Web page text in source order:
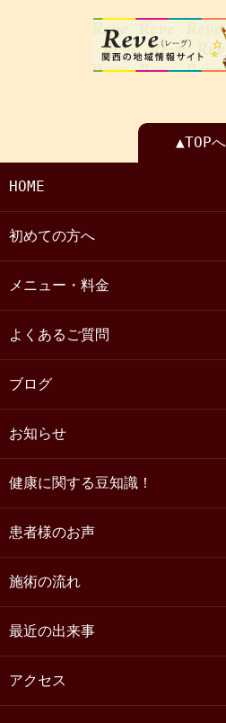
▲TOPへ
HOME
初めての方へ
メニュー・料金
よくあるご質問
ブログ
お知らせ
健康に関する豆知識！
患者様のお声
施術の流れ
最近の出来事
アクセス